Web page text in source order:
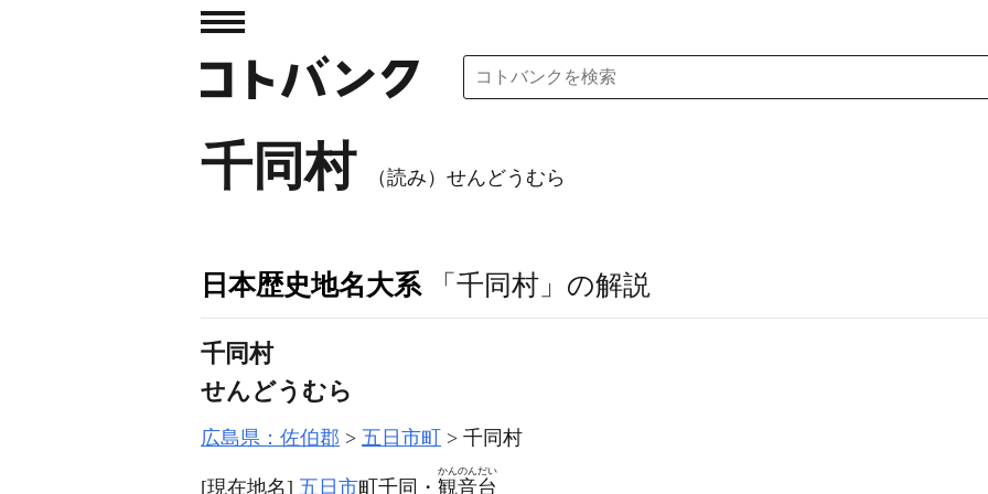
千同村 （読み）せんどうむら
日本歴史地名大系 「千同村」の解説
千同村
せんどうむら
広島県：佐伯郡 五日市町 千同村
[現在地名] 五日市町千同・ 観音台
かんのんだい